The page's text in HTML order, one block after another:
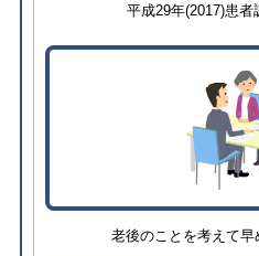
平成29年(2017)患者
老後のことを考えて